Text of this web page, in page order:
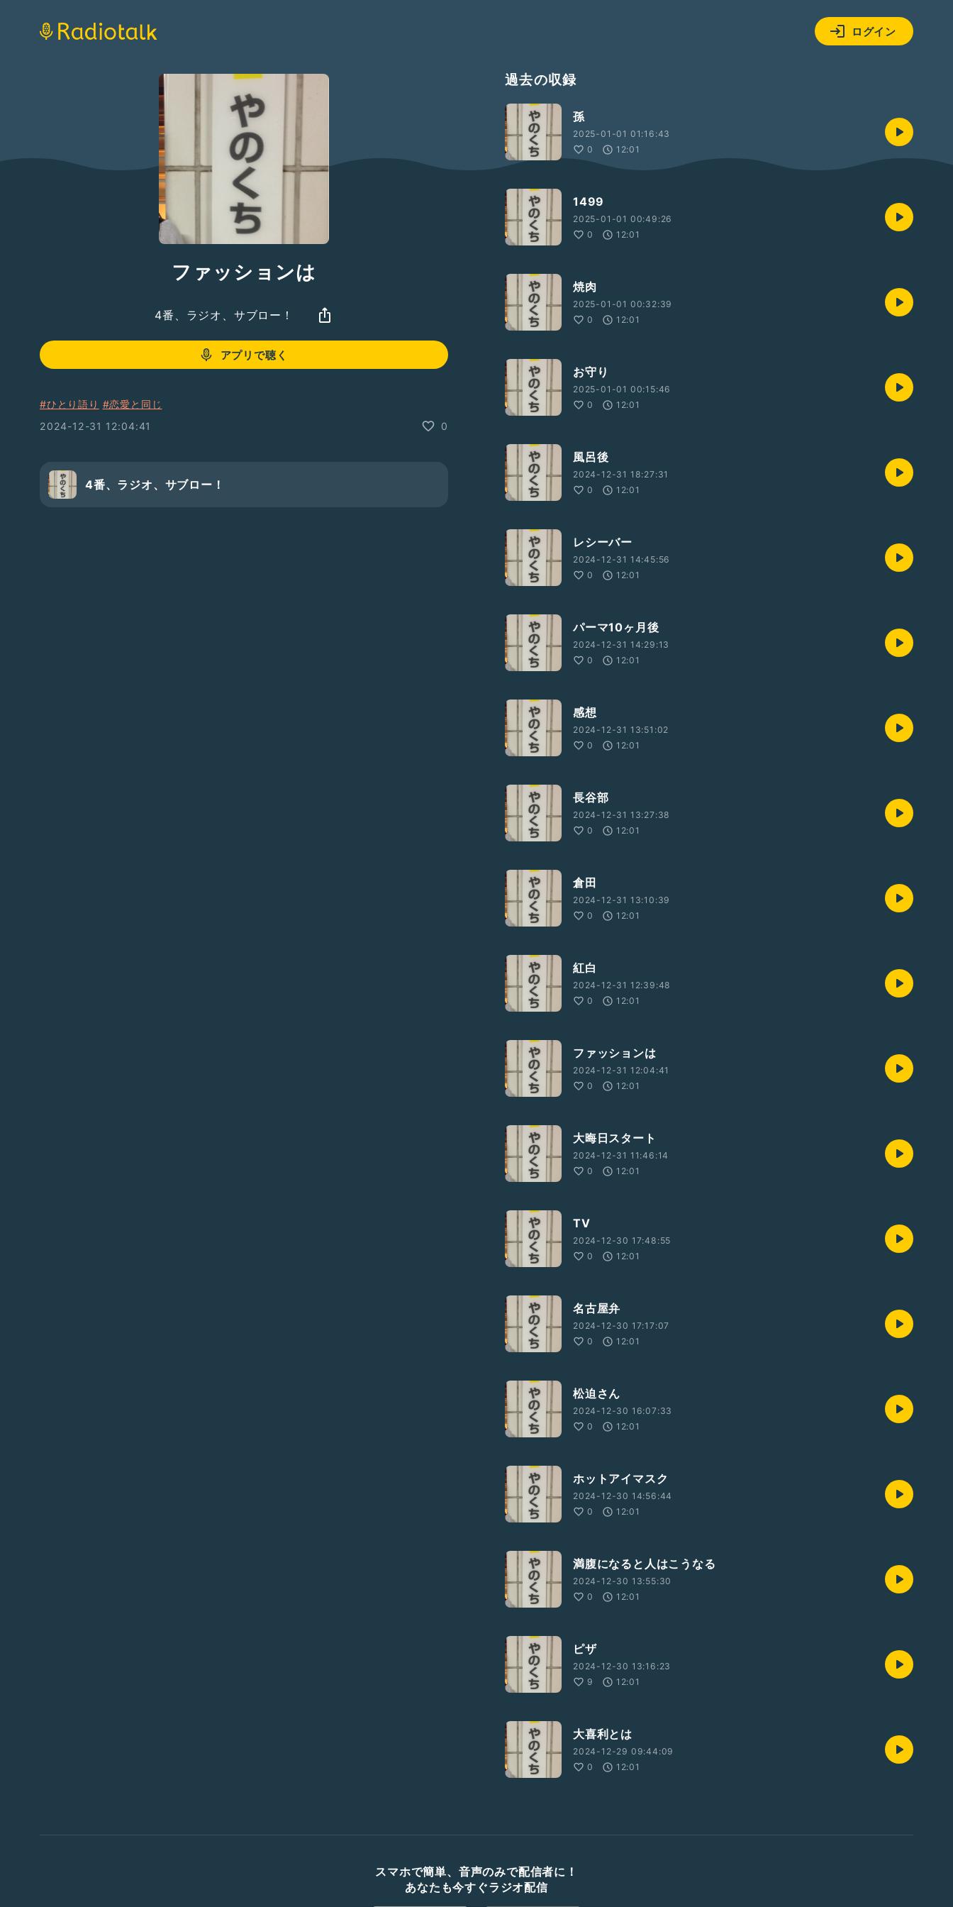
ログイン
ファッションは
4番、ラジオ、サブロー！
アプリで聴く
#ひとり語り #恋愛と同じ
2024-12-31 12:04:41
0
4番、ラジオ、サブロー！
過去の収録
孫
2025-01-01 01:16:43
0
12:01
1499
2025-01-01 00:49:26
0
12:01
焼肉
2025-01-01 00:32:39
0
12:01
お守り
2025-01-01 00:15:46
0
12:01
風呂後
2024-12-31 18:27:31
0
12:01
レシーバー
2024-12-31 14:45:56
0
12:01
パーマ10ヶ月後
2024-12-31 14:29:13
0
12:01
感想
2024-12-31 13:51:02
0
12:01
長谷部
2024-12-31 13:27:38
0
12:01
倉田
2024-12-31 13:10:39
0
12:01
紅白
2024-12-31 12:39:48
0
12:01
ファッションは
2024-12-31 12:04:41
0
12:01
大晦日スタート
2024-12-31 11:46:14
0
12:01
TV
2024-12-30 17:48:55
0
12:01
名古屋弁
2024-12-30 17:17:07
0
12:01
松迫さん
2024-12-30 16:07:33
0
12:01
ホットアイマスク
2024-12-30 14:56:44
0
12:01
満腹になると人はこうなる
2024-12-30 13:55:30
0
12:01
ピザ
2024-12-30 13:16:23
9
12:01
大喜利とは
2024-12-29 09:44:09
0
12:01
スマホで簡単、音声のみで配信者に！
あなたも今すぐラジオ配信